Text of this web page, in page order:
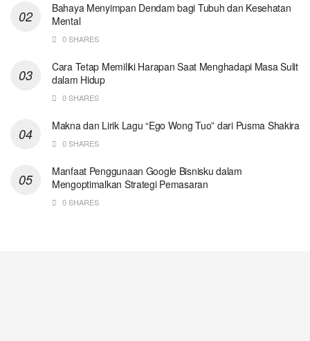
Bahaya Menyimpan Dendam bagi Tubuh dan Kesehatan
Mental
0 SHARES
Cara Tetap Memiliki Harapan Saat Menghadapi Masa Sulit
dalam Hidup
0 SHARES
Makna dan Lirik Lagu “Ego Wong Tuo” dari Pusma Shakira
0 SHARES
Manfaat Penggunaan Google Bisnisku dalam
Mengoptimalkan Strategi Pemasaran
0 SHARES